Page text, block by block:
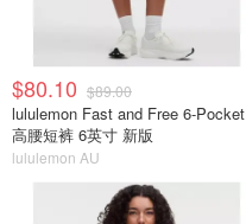
$80.10 $89.00
lululemon Fast and Free 6-Pocket
高腰短裤 6英寸 新版
lululemon AU